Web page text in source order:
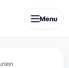
Menu